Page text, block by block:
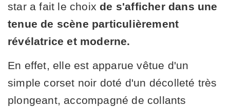
star a fait le choixde s'afficher dans une
tenue de scène particulièrement
révélatrice et moderne.
En effet, elle est apparue vêtue d'un
simple corset noir doté d'un décolleté très
plongeant, accompagné de collants